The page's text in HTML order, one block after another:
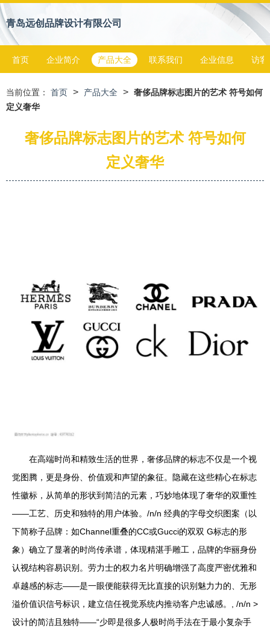
青岛远创品牌设计有限公司
首页 企业简介 产品大全 联系我们 企业信息 访客
当前位置： 首页 > 产品大全 > 奢侈品牌标志图片的艺术 符号如何
定义奢华
奢侈品牌标志图片的艺术 符号如何
定义奢华
在高端时尚和精致生活的世界，奢侈品牌的标志不仅是一个视
觉图腾，更是身份、价值观和声望的象征。隐藏在这些精心在标志
性徽标，从简单的形状到简洁的元素，巧妙地体现了奢华的双重性
——工艺、历史和独特的用户体验。/n/n 经典的字母交织图案（以
下简称子品牌：如Channel重叠的CC或Gucci的双双 G标志的形
象）确立了显著的时尚传承谱，体现精湛手雕工，品牌的华丽身份
认视结构容易识别。劳力士的权力名片明确增强了高度严密优雅和
卓越感的标志——是一眼便能获得无比直接的识别魅力力的、无形
溢价值识信号标识，建立信任视觉系统内推动客户忠诚感。, /n/n >
设计的简洁且独特——“少即是很多人极时尚手法在于最小复杂手